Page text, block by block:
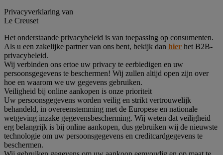
Privacyverklaring van
Le Creuset
Het onderstaande privacybeleid is van toepassing op consumenten.
Als u een zakelijke partner van ons bent, bekijk dan hier het B2B-
privacybeleid.
Wij verbinden ons ertoe uw privacy te eerbiedigen en uw
persoonsgegevens te beschermen! Wij zullen altijd open zijn over
hoe en waarom we uw gegevens gebruiken.
Veiligheid bij online aankopen is onze prioriteit
Uw persoonsgegevens worden veilig en strikt vertrouwelijk
behandeld, in overeenstemming met de Europese en nationale
wetgeving inzake gegevensbescherming. Wij weten dat veiligheid
erg belangrijk is bij online aankopen, dus gebruiken wij de nieuwste
technologie om uw persoonsgegevens en creditcardgegevens te
beschermen.